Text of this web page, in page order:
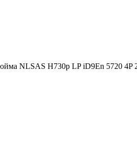
NLSAS H730p LP iD9En 5720 4P